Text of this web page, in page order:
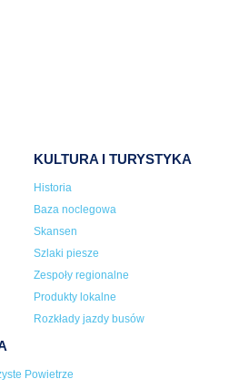
KULTURA I TURYSTYKA
Historia
Baza noclegowa
Skansen
Szlaki piesze
Zespoły regionalne
Produkty lokalne
Rozkłady jazdy busów
Powietrze